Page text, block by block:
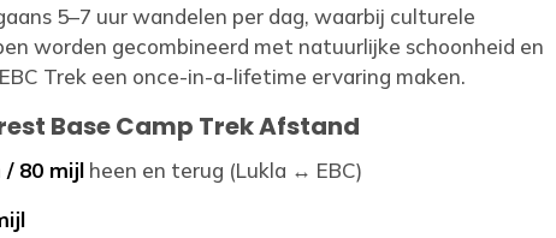
5–7 uur wandelen per dag, waarbij culturele
worden gecombineerd met natuurlijke schoonheid en
Trek een once-in-a-lifetime ervaring maken.
Base Camp Trek Afstand
/ 80 mijl heen en terug (Lukla ↔ EBC)